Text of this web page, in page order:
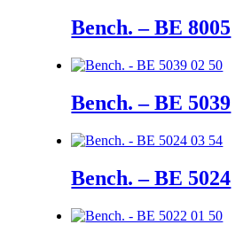
Bench. – BE 8005
Bench. – BE 5039
Bench. – BE 5024